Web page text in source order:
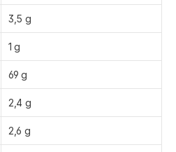
3,5 g
1 g
69 g
2,4 g
2,6 g